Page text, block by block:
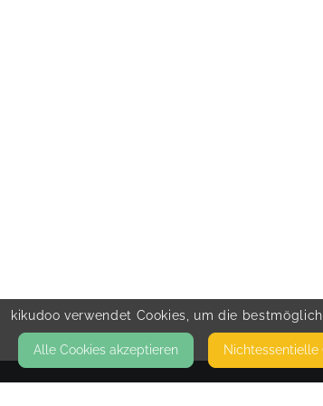
kikudoo verwendet Cookies, um die
Alle Cookies akzeptieren Nicht­essentielle